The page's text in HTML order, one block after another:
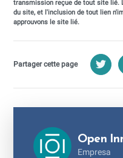
transmission reçue de tout site lié.
du site, et l'inclusion de tout lien
approuvons le site lié.
Partager cette page
Open
Empresa